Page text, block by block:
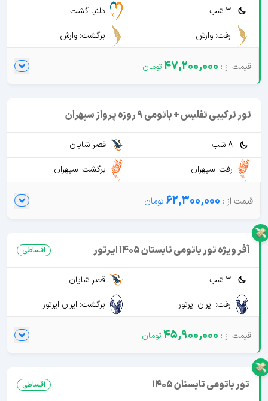
3 شب
دلنیا گشت
رفت: وارش
برگشت: وارش
47,200,000
تور ترکیبی تفلیس + باتومی 9 روزه پرواز سپهران
8 شب
قصر شایان
رفت: سپهران
برگشت: سپهران
62,300,000
آفر ویژه تور باتومی تابستان 1405 ایرتور اقساطی
3 شب
قصر شایان
رفت: ایران ایرتور
برگشت: ایران ایرتور
45,900,000
تور باتومی تابستان 1405 اقساطی